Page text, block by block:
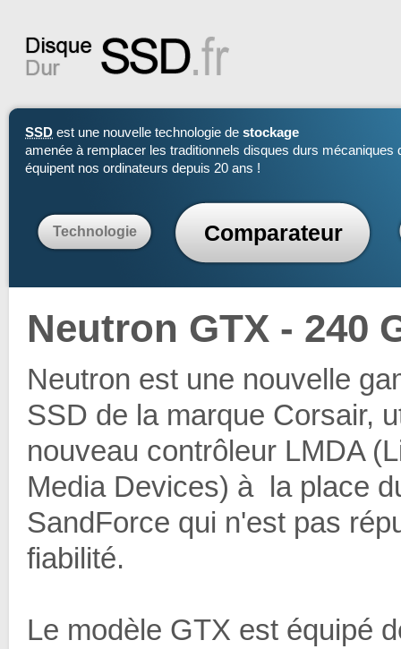
SSD est une nouvelle technologie de stockage
amenée à remplacer les traditionnels disques durs mécaniques
équipent nos ordinateurs depuis 20 ans !
Technologie Comparateur
Neutron GTX - 240
Neutron est une nouvelle
SSD de la marque Corsair,
nouveau contrôleur LMDA
Media Devices) à la place
SandForce qui n'est pas
fiabilité.
Le modèle GTX est équipé